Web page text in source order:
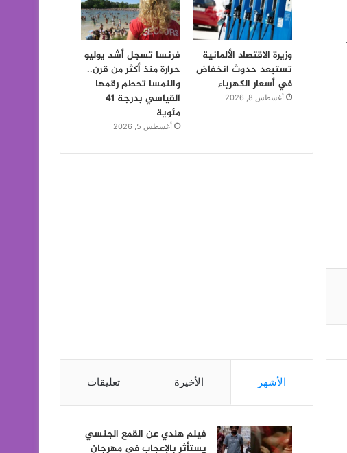
وزيرة الاقتصاد الألمانية
تستبعد حدوث انخفاض
في أسعار الكهرباء
أغسطس 8, 2026
فرنسا تسجل أشد يوليو
حرارة منذ أكثر من قرن..
والنمسا تحطم رقمها
القياسي بدرجة 41
مئوية
أغسطس 5, 2026